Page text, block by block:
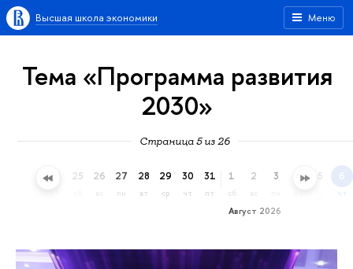
Меню
Высшая школа экономики
Тема «Программа развития
2030»
Страница 5 из 26
24 25 26 27
пн
28
вт
29
ср
30
чт
31
пт
Август 2026
1
сб
2 3 4 5 6
чт